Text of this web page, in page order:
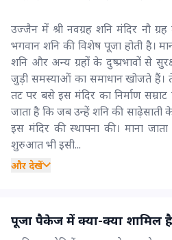
उज्जैन में श्री नवग्रह शनि मंदिर नौ
भगवान शनि की विशेष पूजा होती है।
शनि और अन्य ग्रहों के दुष्प्रभावों से
जुड़ी समस्याओं का समाधान खोजते हैं।
तट पर बसे इस मंदिर का निर्माण सम्राट
जाता है कि जब उन्हें शनि की साढ़ेसाती
इस मंदिर की स्थापना की। माना
शुरुआत भी इसी...
और देखें
पूजा पैकेज में क्या-क्या शामिल